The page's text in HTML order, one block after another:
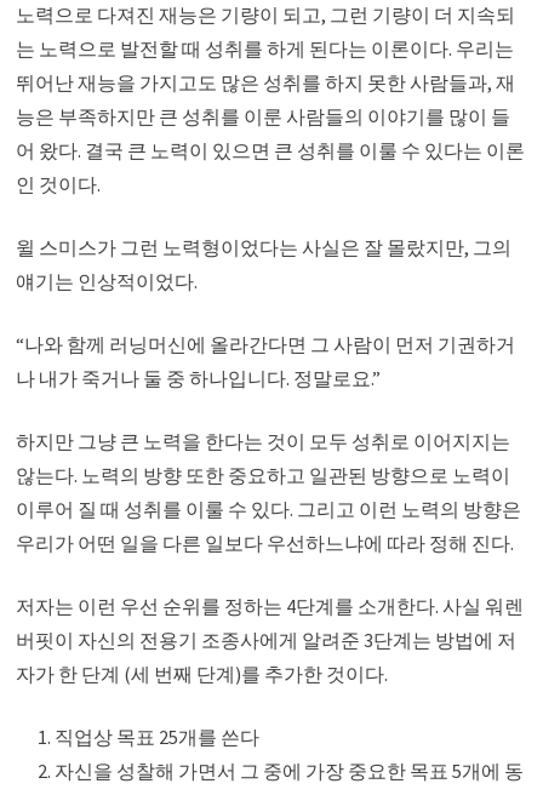
노력으로 다져진 재능은 기량이 되고, 그런 기량이 더 지속되
는 노력으로 발전할 때 성취를 하게 된다는 이론이다. 우리는
뛰어난 재능을 가지고도 많은 성취를 하지 못한 사람들과, 재
능은 부족하지만 큰 성취를 이룬 사람들의 이야기를 많이 들
어 왔다. 결국 큰 노력이 있으면 큰 성취를 이룰 수 있다는 이론
인 것이다.
윌 스미스가 그런 노력형이었다는 사실은 잘 몰랐지만, 그의
얘기는 인상적이었다.
“나와 함께 러닝머신에 올라간다면 그 사람이 먼저 기권하거
나 내가 죽거나 둘 중 하나입니다. 정말로요.”
하지만 그냥 큰 노력을 한다는 것이 모두 성취로 이어지지는
않는다. 노력의 방향 또한 중요하고 일관된 방향으로 노력이
이루어 질 때 성취를 이룰 수 있다. 그리고 이런 노력의 방향은
우리가 어떤 일을 다른 일보다 우선하느냐에 따라 정해 진다.
저자는 이런 우선 순위를 정하는 4단계를 소개한다. 사실 워렌
버핏이 자신의 전용기 조종사에게 알려준 3단계는 방법에 저
자가 한 단계 (세 번째 단계)를 추가한 것이다.
직업상 목표 25개를 쓴다
자신을 성찰해 가면서 그 중에 가장 중요한 목표 5개에 동